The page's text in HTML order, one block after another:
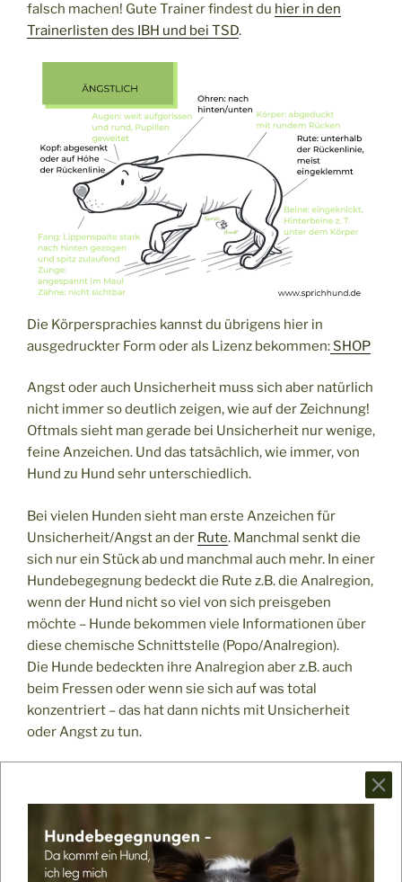
falsch machen! Gute Trainer findest du hier in den
Trainerlisten des IBH und bei TSD.
Die Körpersprachies kannst du übrigens hier in
ausgedruckter Form oder als Lizenz bekommen: SHOP
Angst oder auch Unsicherheit muss sich aber natürlich
nicht immer so deutlich zeigen, wie auf der Zeichnung!
Oftmals sieht man gerade bei Unsicherheit nur wenige,
feine Anzeichen. Und das tatsächlich, wie immer, von
Hund zu Hund sehr unterschiedlich.
Bei vielen Hunden sieht man erste Anzeichen für
Unsicherheit/Angst an der Rute. Manchmal senkt die
sich nur ein Stück ab und manchmal auch mehr. In einer
Hundebegegnung bedeckt die Rute z.B. die Analregion,
wenn der Hund nicht so viel von sich preisgeben
möchte – Hunde bekommen viele Informationen über
diese chemische Schnittstelle (Popo/Analregion).
Die Hunde bedeckten ihre Analregion aber z.B. auch
beim Fressen oder wenn sie sich auf was total
konzentriert – das hat dann nichts mit Unsicherheit
oder Angst zu tun.
weitergegangen sind – dadurch wird der Rücken rund
und die Hinterbeine stehen dadurch unter dem Körper.